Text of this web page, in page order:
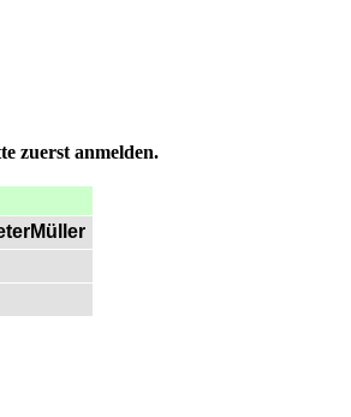
zuerst anmelden.